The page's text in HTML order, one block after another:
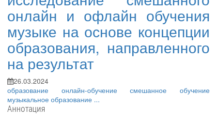
онлайн и офлайн обучения
музыке на основе концепции
образования, направленного
на результат
26.03.2024
образование онлайн-обучениесмешанное обучение
музыкальное образование ...
Аннотация